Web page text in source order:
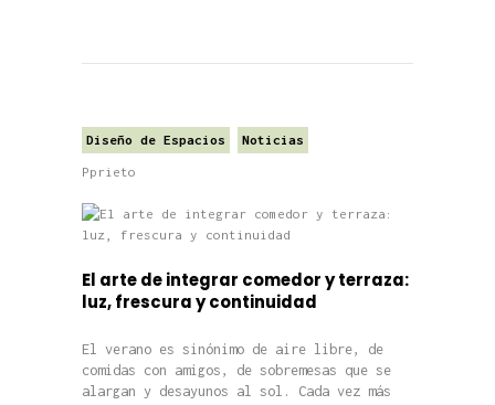
Diseño de Espacios Noticias
Pprieto
El arte de integrar comedor y terraza:
luz, frescura y continuidad
El verano es sinónimo de aire libre, de
comidas con amigos, de sobremesas que se
alargan y desayunos al sol. Cada vez más